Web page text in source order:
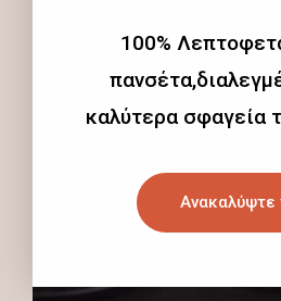
100%
καλύτερα σφαγεία
Ανακαλύψτε